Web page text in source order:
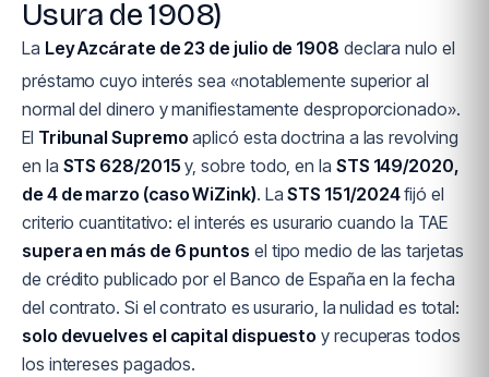
Usura de 1908)
La Ley Azcárate de 23 de julio de 1908 declara nulo el
préstamo cuyo interés sea «notablemente superior al
normal del dinero y manifiestamente desproporcionado».
El Tribunal Supremo aplicó esta doctrina a las revolving
en la STS 628/2015 y, sobre todo, en la STS 149/2020,
de 4 de marzo (caso WiZink). LaSTS 151/2024fijó el
criterio cuantitativo: el interés es usurario cuando la TAE
supera en más de 6 puntos el tipo medio de las tarjetas
de crédito publicado por el Banco de España en la fecha
del contrato. Si el contrato es usurario, la nulidad es total:
solo devuelves el capital dispuesto y recuperas todos
los intereses pagados.